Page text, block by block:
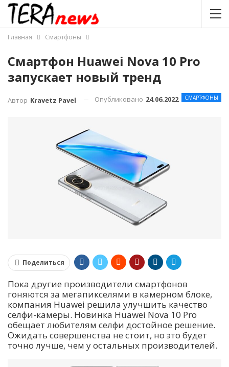
Главная Смартфоны
Смартфон Huawei Nova 10 Pro
запускает новый тренд
СМАРТФОНЫ
Автор Kravetz Pavel Опубликовано 24.06.2022
Поделиться
Пока другие производители смартфонов
гоняются за мегапикселями в камерном блоке,
компания Huawei решила улучшить качество
селфи-камеры. Новинка Huawei Nova 10 Pro
обещает любителям селфи достойное решение.
Ожидать совершенства не стоит, но это будет
точно лучше, чем у остальных производителей.